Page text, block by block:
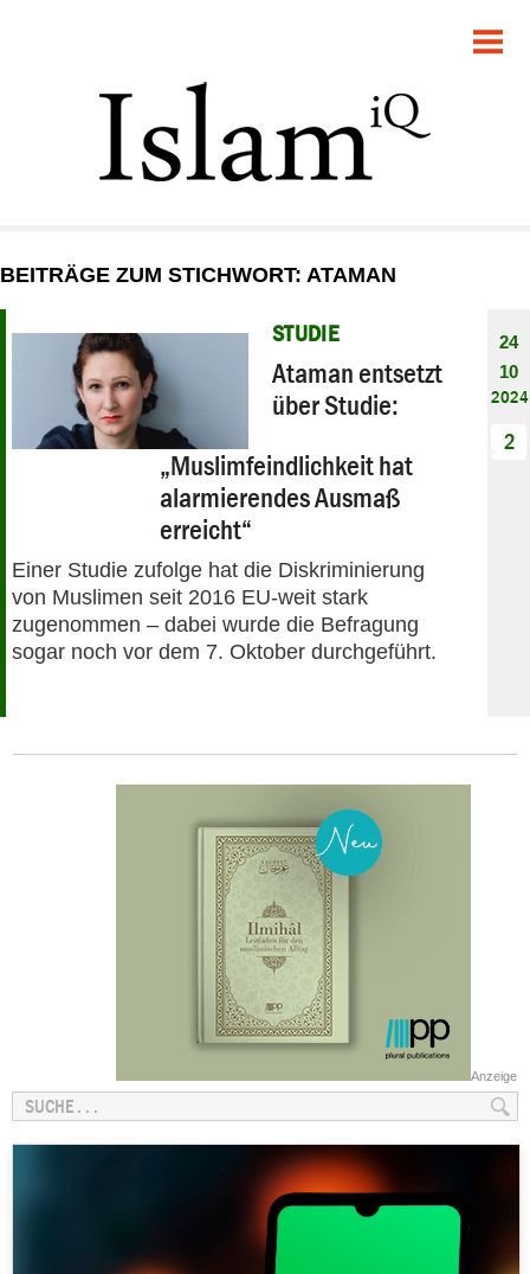
GESELLSCHAFT
STARTSEITE
DEBATTE
PANORAMA
BEITRÄGE ZUM STICHWORT: ATAMAN
STUDIE
Ataman entsetzt
über Studie:
„Muslimfeindlichkeit hat
alarmierendes Ausmaß
erreicht“
Einer Studie zufolge hat die Diskriminierung
von Muslimen seit 2016 EU-weit stark
zugenommen – dabei wurde die Befragung
sogar noch vor dem 7. Oktober durchgeführt.
24
10
2024
2
Anzeige